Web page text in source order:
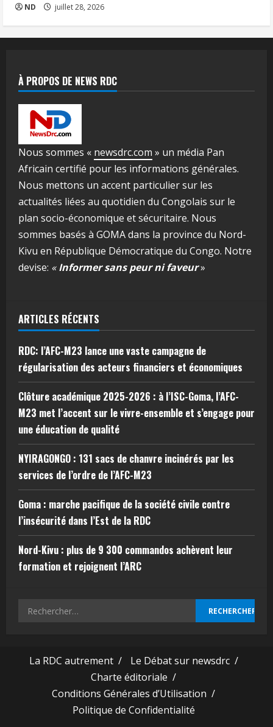
ND juillet 28, 2026
À PROPOS DE NEWS RDC
Nous sommes « newsdrc.com » un média Pan
Africain certifié pour les informations générales.
Nous mettons un accent particulier sur les
actualités liées au quotidien du Congolais sur le
plan socio-économique et sécuritaire. Nous
sommes basés à GOMA dans la province du Nord-
Kivu en République Démocratique du Congo. Notre
devise: «Informer sans peur ni faveur»
ARTICLES RÉCENTS
RDC: l’AFC-M23 lance une vaste campagne de
régularisation des acteurs financiers et économiques
Clôture académique 2025-2026 : à l’ISC-Goma, l’AFC-
M23 met l’accent sur le vivre-ensemble et s’engage pour
une éducation de qualité
NYIRAGONGO : 131 sacs de chanvre incinérés par les
services de l’ordre de l’AFC-M23
Goma : marche pacifique de la société civile contre
l’insécurité dans l’Est de la RDC
Nord-Kivu : plus de 9 300 commandos achèvent leur
formation et rejoignent l’ARC
La RDC autrement /
Le Débat sur newsdrc /
Charte éditoriale /
Conditions Générales d’Utilisation /
Politique de Confidentialité